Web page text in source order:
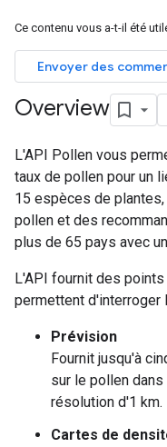
Ce contenu vous a-t-il été
Envoyer des
Overview
L'API Pollen vous
taux de pollen pour un
15 espèces de
pollen et des
plus de 65 pays avec
L'API fournit des
permettent d'interroger
Prévision
Fournit jusqu'à
sur le pollen
résolution d'1 km.
Cartes de